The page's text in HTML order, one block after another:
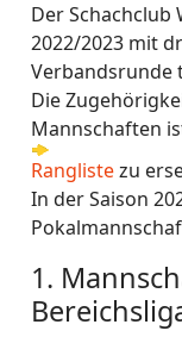
Der
2022/2023 mit
Verbandsrunde
Die
Mannschaften
Ranglistezu
In der Saison
1.